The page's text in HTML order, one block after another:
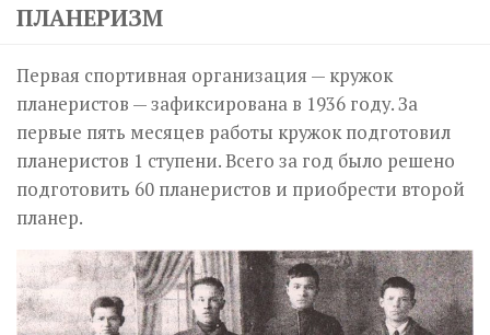
ПЛАНЕРИЗМ
Первая спортивная организация — кружок
планеристов — зафиксирована в 1936 году. За
первые пять месяцев работы кружок подготовил
планеристов 1 ступени. Всего за год было решено
подготовить 60 планеристов и приобрести второй
планер.